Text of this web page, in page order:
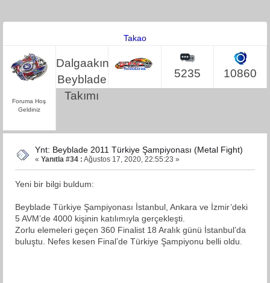
Takao
Dalgaakın
Beyblade
Takımı
5235 10860
Foruma Hoş
Geldiniz
Ynt: Beyblade 2011 Türkiye Şampiyonası (Metal Fight)
« Yanıtla #34 : Ağustos 17, 2020, 22:55:23 »
Yeni bir bilgi buldum:
Beyblade Türkiye Şampiyonası İstanbul, Ankara ve İzmir’deki
5 AVM’de 4000 kişinin katılımıyla gerçekleşti.
Zorlu elemeleri geçen 360 Finalist 18 Aralık günü İstanbul’da
buluştu. Nefes kesen Final’de Türkiye Şampiyonu belli oldu.